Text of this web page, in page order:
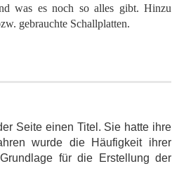
was es noch so alles gibt. Hinzu
gebrauchte Schallplatten.
Seite einen Titel. Sie hatte ihre
wurde die Häufigkeit ihrer
für die Erstellung der